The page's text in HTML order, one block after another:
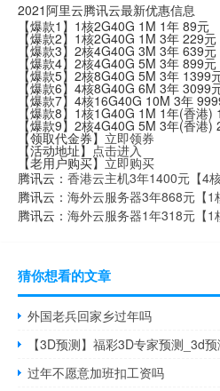
2021阿里云腾讯云最新优惠信息
【爆款1】1核2G40G 1M 1年 89元
【爆款2】1核2G40G 1M 3年 229元
【爆款3】2核4G40G 3M 3年 639元
【爆款4】2核4G40G 5M 3年 899元
【爆款5】2核8G40G 5M 3年 1399
【爆款6】4核8G40G 6M 3年 3099
【爆款7】4核16G40G 10M 3年
【爆款8】1核1G40G 1M 1年(香港)
【爆款9】2核4G40G 5M 3年(香港)
【领取代金券】 立即领券
【活动地址】 点击进入
【老用户购买】立即购买
腾讯云： 香港云主机3年1400元【4
腾讯云： 海外云服务器3年868元【1
腾讯云： 海外云服务器1年318元【1
猜你想看的文章
外国老兵回家乡过年吗
【3D预测】福彩3D专家预测_3d
过年不愿意加班扣工资吗